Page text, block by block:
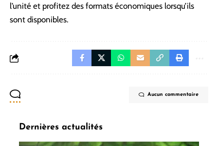
l’unité et profitez des formats économiques lorsqu’ils
sont disponibles.
Aucun commentaire
Dernières actualités